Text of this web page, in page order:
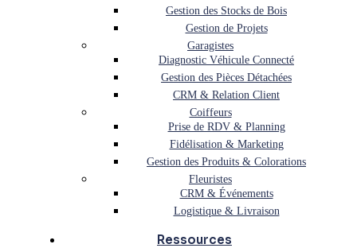
Gestion des Stocks de Bois
Gestion de Projets
Garagistes
Diagnostic Véhicule Connecté
Gestion des Pièces Détachées
CRM & Relation Client
Coiffeurs
Prise de RDV & Planning
Fidélisation & Marketing
Gestion des Produits & Colorations
Fleuristes
CRM & Événements
Logistique & Livraison
Ressources